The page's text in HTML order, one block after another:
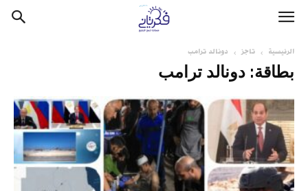
الرئيسية تاجز دونالد ترامب
بطاقة: دونالد ترامب